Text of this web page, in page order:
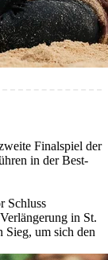
Finalspiel der
in der Best-
Schluss
in St.
Sieg, um sich den